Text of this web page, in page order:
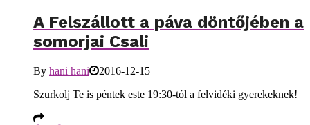
A Felszállott a páva döntőjében a
somorjai Csali
By hani hani
2016-12-15
Szurkolj Te is péntek este 19:30-tól a felvidéki gyerekeknek!